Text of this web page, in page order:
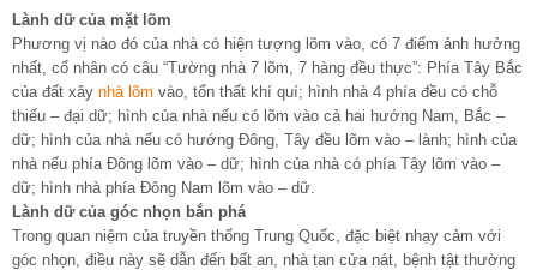
Lành dữ của mặt lõm
Phương vị nào đó của nhà có hiện tượng lõm vào, có 7 điểm ảnh hưởng
nhất, cổ nhân có câu “Tường nhà 7 lõm, 7 hàng đều thực”: Phía Tây Bắc
của đất xây nhà lõm vào, tổn thất khí quí; hình nhà 4 phía đều có chỗ
thiếu – đại dữ; hình của nhà nếu có lõm vào cả hai hướng Nam, Bắc –
dữ; hình của nhà nếu có hướng Đông, Tây đều lõm vào – lành; hình của
nhà nếu phía Đông lõm vào – dữ; hình của nhà có phía Tây lõm vào –
dữ; hình nhà phía Đông Nam lõm vào – dữ.
Lành dữ của góc nhọn bắn phá
Trong quan niệm của truyền thống Trung Quốc, đặc biệt nhạy cảm với
góc nhọn, điều này sẽ dẫn đến bất an, nhà tan cửa nát, bệnh tật thường